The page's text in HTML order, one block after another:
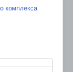
комплекса